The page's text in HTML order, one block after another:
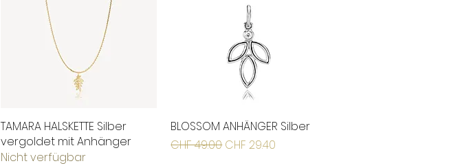
Schnellansicht
TAMARA HALSKETTE Silber
vergoldet mit Anhänger
Nicht verfügbar
Schnellansicht
BLOSSOM ANHÄNGER Silber
Standardpreis
CHF 49.00 Sale-Preis
CHF 29.40